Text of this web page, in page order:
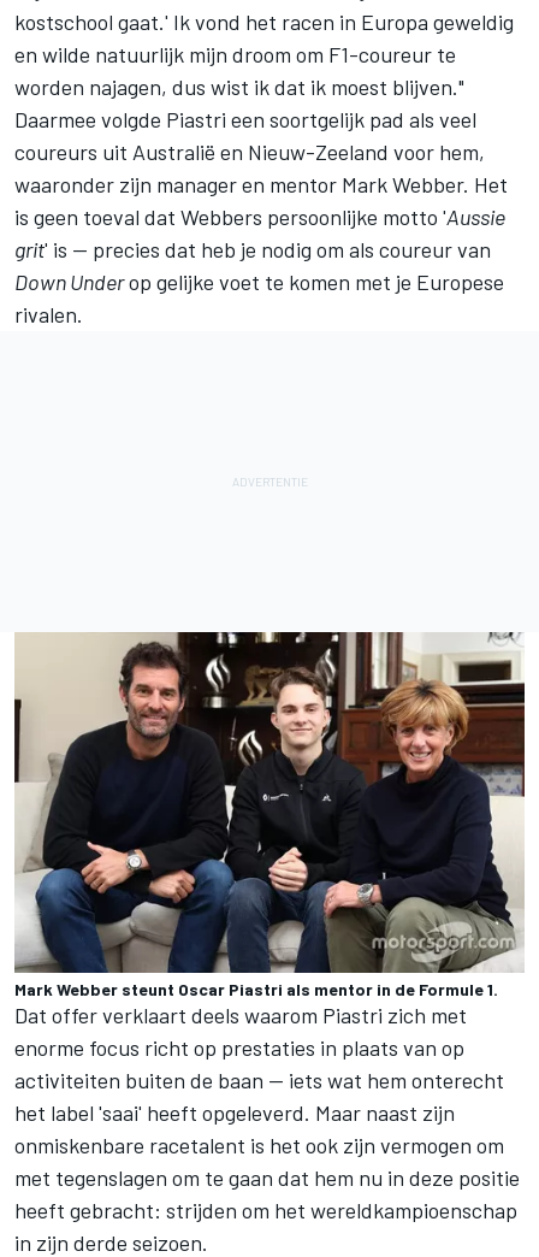
kostschool gaat.' Ik vond het racen in Europa geweldig
en wilde natuurlijk mijn droom om F1-coureur te
worden najagen, dus wist ik dat ik moest blijven."
Daarmee volgde Piastri een soortgelijk pad als veel
coureurs uit Australië en Nieuw-Zeeland voor hem,
waaronder zijn manager en mentor Mark Webber. Het
is geen toeval dat Webbers persoonlijke motto 'Aussie
grit' is — precies dat heb je nodig om als coureur van
Down Underop gelijke voet te komen met je Europese
rivalen.
Mark Webber steunt Oscar Piastri als mentor in de Formule 1.
Dat offer verklaart deels waarom Piastri zich met
enorme focus richt op prestaties in plaats van op
activiteiten buiten de baan — iets wat hem onterecht
het label 'saai' heeft opgeleverd. Maar naast zijn
onmiskenbare racetalent is het ook zijn vermogen om
met tegenslagen om te gaan dat hem nu in deze positie
heeft gebracht: strijden om het wereldkampioenschap
in zijn derde seizoen.